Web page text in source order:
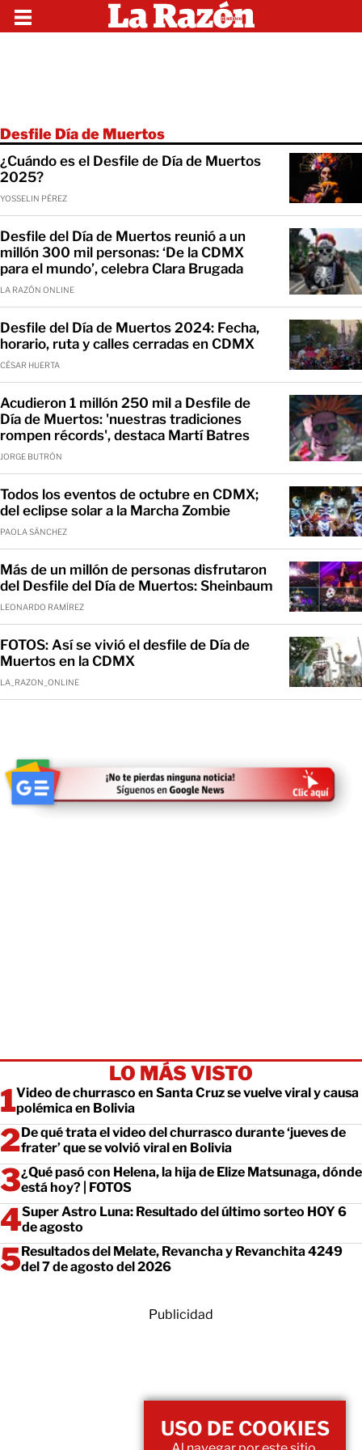
Desfile Día de Muertos
¿Cuándo es el Desfile de Día de Muertos
2025?
YOSSELIN PÉREZ
Desfile del Día de Muertos reunió a un
millón 300 mil personas: ‘De la CDMX
para el mundo’, celebra Clara Brugada
LA RAZÓN ONLINE
Desfile del Día de Muertos 2024: Fecha,
horario, ruta y calles cerradas en CDMX
CÉSAR HUERTA
Acudieron 1 millón 250 mil a Desfile de
Día de Muertos: 'nuestras tradiciones
rompen récords', destaca Martí Batres
JORGE BUTRÓN
Todos los eventos de octubre en CDMX;
del eclipse solar a la Marcha Zombie
PAOLA SÁNCHEZ
Más de un millón de personas disfrutaron
del Desfile del Día de Muertos: Sheinbaum
LEONARDO RAMÍREZ
FOTOS: Así se vivió el desfile de Día de
Muertos en la CDMX
LA_RAZON_ONLINE
LO MÁS VISTO
Video de churrasco en Santa Cruz se vuelve viral y causa
polémica en Bolivia
De qué trata el video del churrasco durante ‘jueves de
frater’ que se volvió viral en Bolivia
¿Qué pasó con Helena, la hija de Elize Matsunaga, dónde
está hoy? | FOTOS
Super Astro Luna: Resultado del último sorteo HOY 6
de agosto
Resultados del Melate, Revancha y Revanchita 4249
del 7 de agosto del 2026
Publicidad
USO DE COOKIES